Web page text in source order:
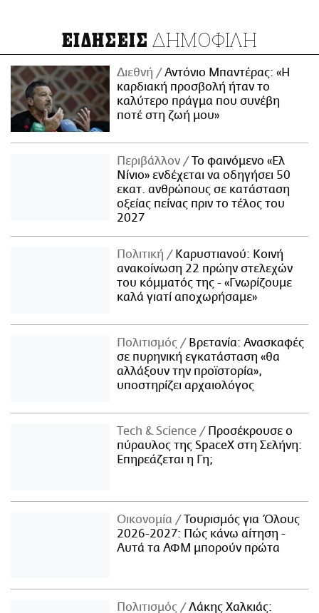
ΕΙΔΗΣΕΙΣ ΔΗΜΟΦΙΛΗ
Διεθνή
Αντόνιο Μπαντέρας: «Η
καρδιακή προσβολή ήταν το
καλύτερο πράγμα που συνέβη
ποτέ στη ζωή μου»
Περιβάλλον
Το φαινόμενο «Ελ
Νίνιο» ενδέχεται να οδηγήσει 50
εκατ. ανθρώπους σε κατάσταση
οξείας πείνας πριν το τέλος του
2027
Πολιτική
Καρυστιανού: Κοινή
ανακοίνωση 22 πρώην στελεχών
του κόμματός της - «Γνωρίζουμε
καλά γιατί αποχωρήσαμε»
Πολιτισμός
Βρετανία: Ανασκαφές
σε πυρηνική εγκατάσταση «θα
αλλάξουν την προϊστορία»,
υποστηρίζει αρχαιολόγος
Τech & Science
Προσέκρουσε ο
πύραυλος της SpaceX στη Σελήνη:
Επηρεάζεται η Γη;
Οικονομία
Τουρισμός για Όλους
2026-2027: Πώς κάνω αίτηση -
Αυτά τα ΑΦΜ μπορούν πρώτα
Πολιτισμός
Λάκης Χαλκιάς: